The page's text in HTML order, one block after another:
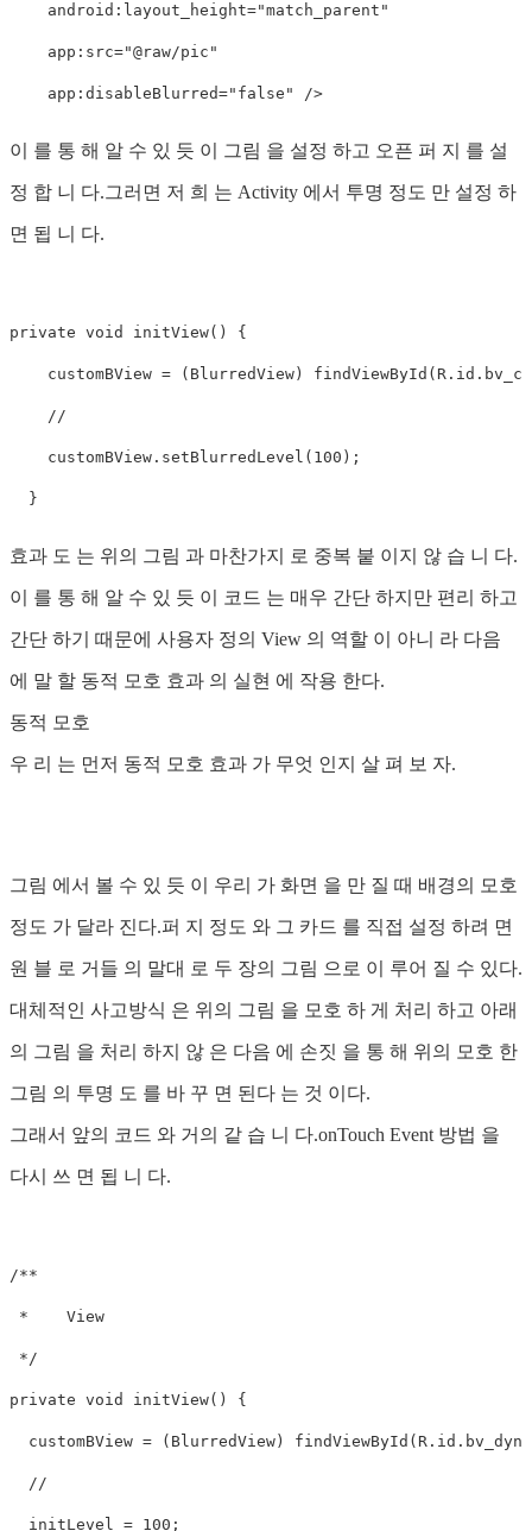
    android:layout_height="match_parent"
    app:src="@raw/pic"
    app:disableBlurred="false" />
이 를 통 해 알 수 있 듯 이 그림 을 설정 하고 오픈 퍼 지 를 설
정 합 니 다.그러면 저 희 는 Activity 에서 투명 정도 만 설정 하
면 됩 니 다.
private void initView() {
customBView = (BlurredView)
    //
    customBView.setBlurredLevel(100);
효과 도 는 위의 그림 과 마찬가지 로 중복 붙 이지 않 습 니 다.
이 를 통 해 알 수 있 듯 이 코드 는 매우 간단 하지만 편리 하고
간단 하기 때문에 사용자 정의 View 의 역할 이 아니 라 다음
에 말 할 동적 모호 효과 의 실현 에 작용 한다.
동적 모호
우 리 는 먼저 동적 모호 효과 가 무엇 인지 살 펴 보 자.
그림 에서 볼 수 있 듯 이 우리 가 화면 을 만 질 때 배경의 모호
정도 가 달라 진다.퍼 지 정도 와 그 카드 를 직접 설정 하려 면
원 블 로 거들 의 말대 로 두 장의 그림 으로 이 루어 질 수 있다.
대체적인 사고방식 은 위의 그림 을 모호 하 게 처리 하고 아래
의 그림 을 처리 하지 않 은 다음 에 손짓 을 통 해 위의 모호 한
그림 의 투명 도 를 바 꾸 면 된다 는 것 이다.
그래서 앞의 코드 와 거의 같 습 니 다.onTouch Event 방법 을
다시 쓰 면 됩 니 다.
/**
*    View
*/
private void initView() {
customBView = (BlurredView)
  //
  initLevel = 100;